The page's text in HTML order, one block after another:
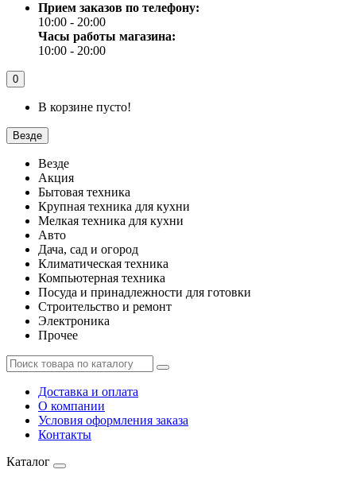
Прием заказов по телефону:
10:00 - 20:00
Часы работы магазина:
10:00 - 20:00
0
В корзине пусто!
Везде
Везде
Акция
Бытовая техника
Крупная техника для кухни
Мелкая техника для кухни
Авто
Дача, сад и огород
Климатическая техника
Компьютерная техника
Посуда и принадлежности для готовки
Строительство и ремонт
Электроника
Прочее
Доставка и оплата
О компании
Условия оформления заказа
Контакты
Каталог